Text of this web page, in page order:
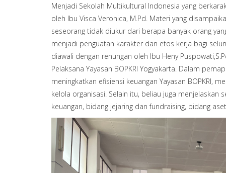
Menjadi Sekolah Multikultural Indonesia yang
oleh Ibu Visca Veronica, M.Pd. Materi yang
seseorang tidak diukur dari berapa banyak orang
menjadi penguatan karakter dan etos kerja bagi
diawali dengan renungan oleh Ibu Heny
Pelaksana Yayasan BOPKRI Yogyakarta. Dalam
meningkatkan efisiensi keuangan Yayasan BOPKRI,
kelola organisasi. Selain itu, beliau juga
keuangan, bidang jejaring dan fundraising, bidang